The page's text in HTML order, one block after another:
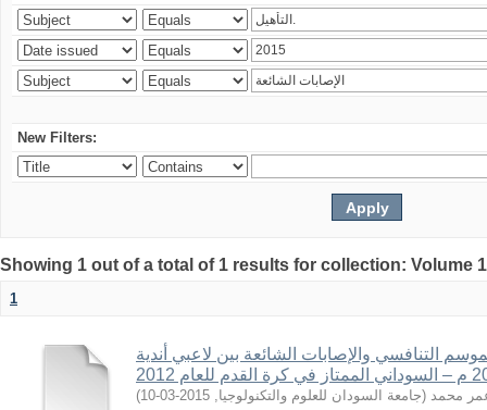
New Filters:
Showing 1 out of a total of 1 results for collection: Volume
1
التنافسي والإصابات الشائعة بين لاعبي أندية
محمد (جامعة السودان للعلوم والتكنولوجيا,
2015-03-10
)